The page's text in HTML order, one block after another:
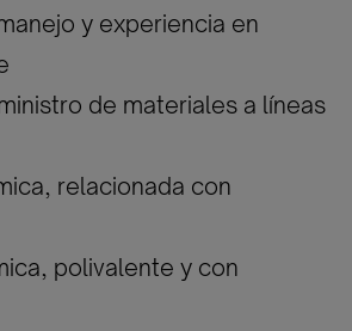
y experiencia en
de materiales a líneas
relacionada con
polivalente y con